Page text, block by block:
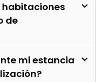
habitaciones
de
mi estancia